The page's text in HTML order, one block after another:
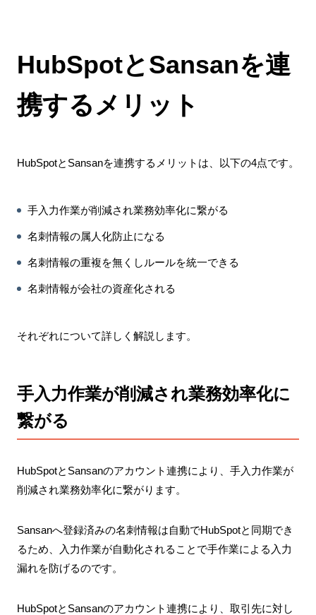
HubSpotとSansanを連
携するメリット
HubSpotとSansanを連携するメリットは、以下の4点です。
手入力作業が削減され業務効率化に繋がる
名刺情報の属人化防止になる
名刺情報の重複を無くしルールを統一できる
名刺情報が会社の資産化される
それぞれについて詳しく解説します。
手入力作業が削減され業務効率化に
繋がる
HubSpotとSansanのアカウント連携により、手入力作業が
削減され業務効率化に繋がります。
Sansanへ登録済みの名刺情報は自動でHubSpotと同期でき
るため、入力作業が自動化されることで手作業による入力
漏れを防げるのです。
HubSpotとSansanのアカウント連携により、取引先に対し